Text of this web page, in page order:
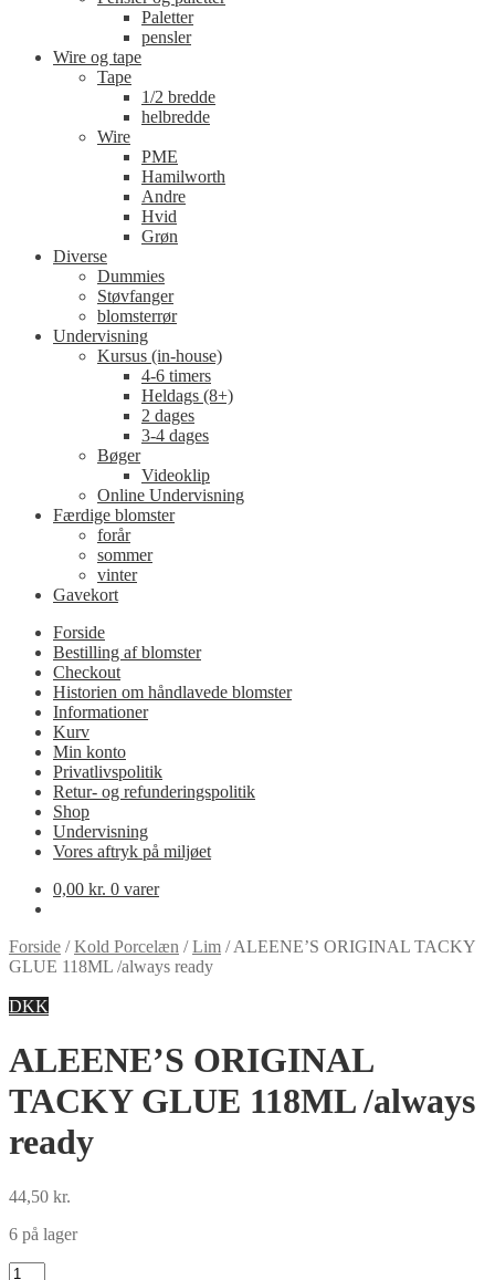
Paletter
pensler
Wire og tape
Tape
1/2 bredde
helbredde
Wire
PME
Hamilworth
Andre
Hvid
Grøn
Diverse
Dummies
Støvfanger
blomsterrør
Undervisning
Kursus (in-house)
4-6 timers
Heldags (8+)
2 dages
3-4 dages
Bøger
Videoklip
Online Undervisning
Færdige blomster
forår
sommer
vinter
Gavekort
Forside
Bestilling af blomster
Checkout
Historien om håndlavede blomster
Informationer
Kurv
Min konto
Privatlivspolitik
Retur- og refunderingspolitik
Shop
Undervisning
Vores aftryk på miljøet
0,00 kr. 0 varer
Forside /Kold Porcelæn /Lim /ALEENE’S ORIGINAL TACKY
GLUE 118ML /always ready
DKK
ALEENE’S ORIGINAL
TACKY GLUE 118ML /always
ready
44,50 kr.
6 på lager
ALEENE'S